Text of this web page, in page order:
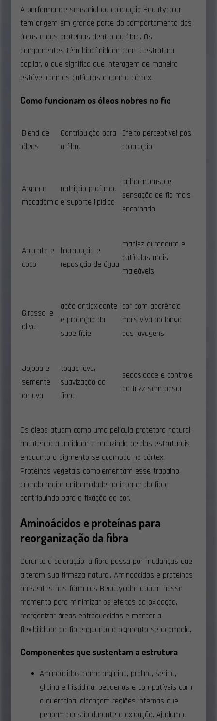
A performance sensorial da coloração Beautycolor
tem origem em grande parte do comportamento dos
óleos e das proteínas dentro da fibra. Os
componentes têm bioafinidade com a estrutura
capilar, o que significa que interagem de maneira
estável com as cutículas e com o córtex.
Como funcionam os óleos nobres no fio
Blend de
óleos
Contribuição para
a fibra
Efeito perceptível pós-
coloração
Argan e
macadâmia
nutrição profunda
e suporte lipídico
brilho intenso e
sensação de fio mais
encorpado
Abacate e
coco
hidratação e
reposição de água
maciez duradoura e
cutículas mais
maleáveis
Girassol e
oliva
ação antioxidante
e proteção da
superfície
cor com aparência
mais viva ao longo
das lavagens
Jojoba e
semente
de uva
toque leve,
suavização da
fibra
sedosidade e controle
do frizz sem pesar
Os óleos atuam como uma película protetora natural,
mantendo a umidade e reduzindo perdas estruturais
enquanto o pigmento se acomoda no córtex.
Proteínas vegetais complementam esse trabalho,
criando maior uniformidade no interior do fio e
contribuindo para a fixação da cor.
Aminoácidos e proteínas para
reorganização da fibra
Durante a coloração, a fibra passa por mudanças que
alteram sua firmeza natural. Aminoácidos e proteínas
presentes nas fórmulas Beautycolor atuam nesse
momento para minimizar os efeitos da oxidação,
reorganizar áreas enfraquecidas e manter a
flexibilidade do fio enquanto o pigmento se acomoda.
Componentes que sustentam a estrutura
Aminoácidos como arginina, prolina, serina,
glicina e histidina: pequenos e compatíveis com
a queratina, alcançam regiões internas que
perdem coesão durante a oxidação. Ajudam a